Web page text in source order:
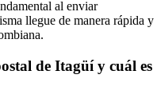
al enviar
llegue de manera rápida y
de Itagüí y cuál es